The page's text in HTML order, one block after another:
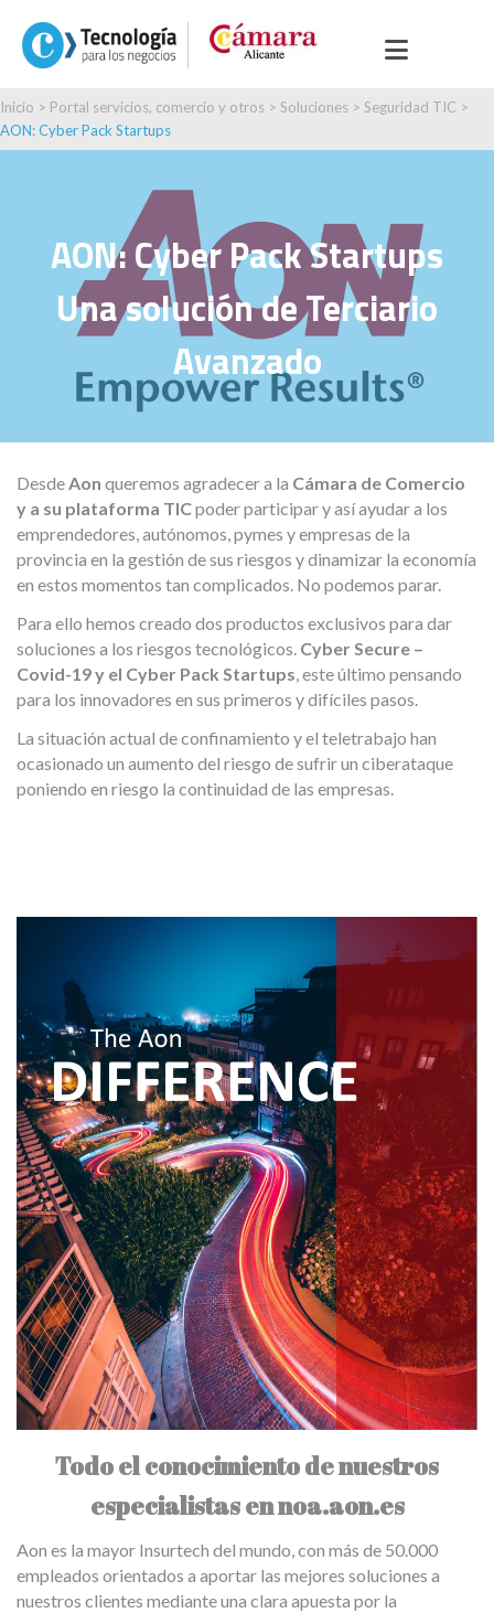
Inicio > Portal servicios, comercio y otros > Soluciones > Seguridad TIC >
AON: Cyber Pack Startups
AON: Cyber Pack Startups
Una solución de Terciario
Avanzado
DesdeAon queremos agradecer a la Cámara de Comercio
y a su plataforma TICpoder participar y así ayudar a los
emprendedores, autónomos, pymes y empresas de la
provincia en la gestión de sus riesgos y dinamizar la economía
en estos momentos tan complicados. No podemos parar.
Para ello hemos creado dos productos exclusivos para dar
soluciones a los riesgos tecnológicos. Cyber Secure –
Covid-19 y el Cyber Pack Startups, este último pensando
para los innovadores en sus primeros y difíciles pasos.
La situación actual de confinamiento y el teletrabajo han
ocasionado un aumento del riesgo de sufrir un ciberataque
poniendo en riesgo la continuidad de las empresas.
Todo el conocimiento de nuestros
especialistas en noa.aon.es
Aon es la mayor Insurtech del mundo, con más de 50.000
empleados orientados a aportar las mejores soluciones a
nuestros clientes mediante una clara apuesta por la